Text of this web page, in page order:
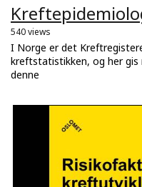
540 views
I Norge er det
kreftstatistikken, og her gis
denne